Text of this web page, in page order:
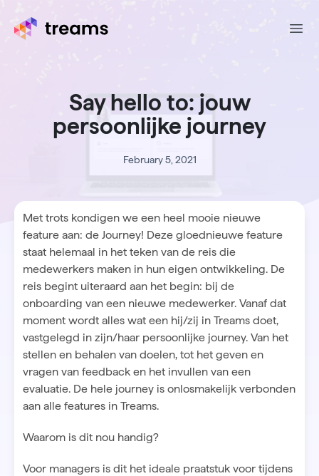
Say hello to: jouw
persoonlijke journey
February 5, 2021
Met trots kondigen we een heel mooie nieuwe
feature aan: de Journey! Deze gloednieuwe feature
staat helemaal in het teken van de reis die
medewerkers maken in hun eigen ontwikkeling. De
reis begint uiteraard aan het begin: bij de
onboarding van een nieuwe medewerker. Vanaf dat
moment wordt alles wat een hij/zij in Treams doet,
vastgelegd in zijn/haar persoonlijke journey. Van het
stellen en behalen van doelen, tot het geven en
vragen van feedback en het invullen van een
evaluatie. De hele journey is onlosmakelijk verbonden
aan alle features in Treams.
Waarom is dit nou handig?
Voor managers is dit het ideale praatstuk voor tijdens